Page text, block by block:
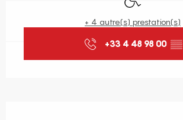
+ 4 autre(s) prestation(s)
+33 4 48 98 00 ▒▒